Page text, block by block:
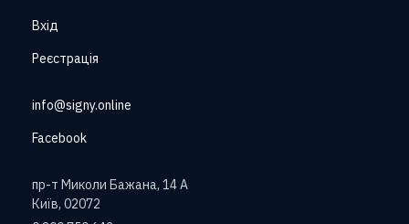
Вхід
Реєстрація
info@signy.online
Facebook
пр-т Миколи Бажана, 14 А
Київ, 02072